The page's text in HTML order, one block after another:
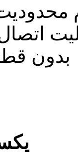
بدون